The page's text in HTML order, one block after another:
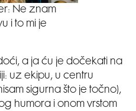
Ne znam
i to mi je
a ja ću je dočekati na
uz ekipu, u centru
sigurna što je točno),
humora i onom vrstom